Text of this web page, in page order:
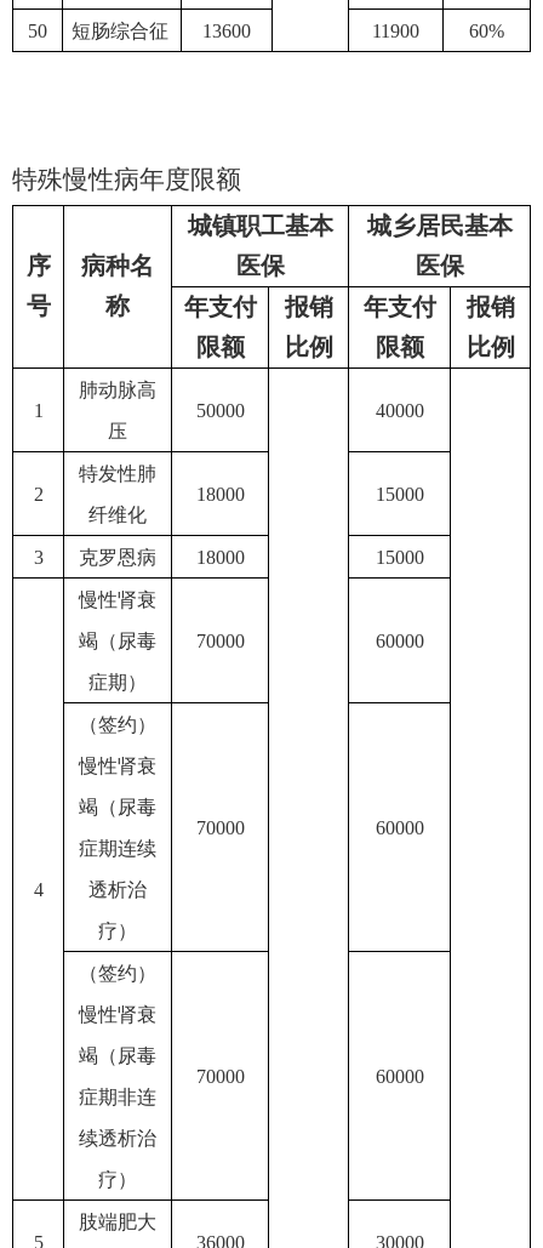
50 短肠综合征 13600 11900 60%
特殊慢性病年度限额
序
号
病种名
称
城镇职工基本
医保
城乡居民基本
医保
年支付
限额
报销
比例
年支付
限额
报销
比例
1
肺动脉高
压
50000 40000
2
特发性肺
纤维化
18000 15000
3 克罗恩病 18000 15000
4
慢性肾衰
竭（尿毒
症期）
70000 60000
（签约）
慢性肾衰
竭（尿毒
症期连续
透析治
疗）
70000 60000
（签约）
慢性肾衰
竭（尿毒
症期非连
续透析治
疗）
70000 60000
5
肢端肥大
36000
30000